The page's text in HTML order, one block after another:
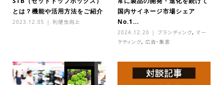
とは？機能や活用方法をご紹介
2023.12.05 利便性向上
国内サイネージ市場シェア
No.1...
2024.12.20 ブランディング,マー
ケティング,広告・集客